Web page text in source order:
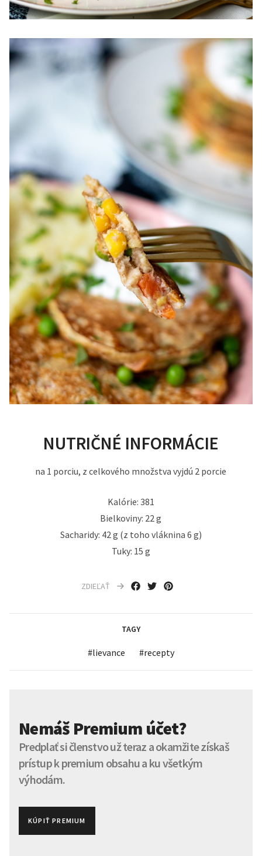
NUTRIČNÉ INFORMÁCIE
na 1 porciu, z celkového množstva vyjdú 2 porcie
Kalórie: 381
Bielkoviny: 22 g
Sacharidy: 42 g (z toho vláknina 6 g)
Tuky: 15 g
ZDIEĽAŤ
TAGY
#lievance #recepty
Nemáš Premium účet?
Predplať si členstvo už teraz a okamžite získaš
prístup k premium obsahu a ku všetkým
výhodám.
KÚPIŤ PREMIUM